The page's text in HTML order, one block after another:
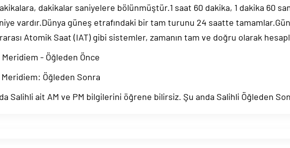
dakikalar saniyelere bölünmüştür.1 saat 60 dakika, 1 dakika 60
vardır.Dünya güneş etrafındaki bir tam turunu 24 saatte
Atomik Saat (IAT) gibi sistemler, zamanın tam ve doğru olarak
- Öğleden Önce
Öğleden Sonra
Salihli ait AM ve PM bilgilerini öğrene bilirsiz. Şu anda Salihli Öğleden